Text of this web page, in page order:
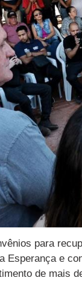
para
Esperança e
de mais